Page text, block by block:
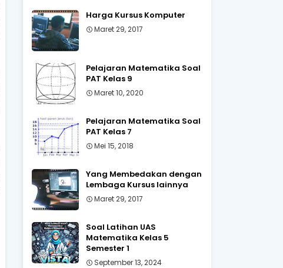
Harga Kursus Komputer
Maret 29, 2017
Pelajaran Matematika Soal
PAT Kelas 9
Maret 10, 2020
Pelajaran Matematika Soal
PAT Kelas 7
Mei 15, 2018
Yang Membedakan dengan
Lembaga Kursus lainnya
Maret 29, 2017
Soal Latihan UAS
Matematika Kelas 5
Semester 1
September 13, 2024